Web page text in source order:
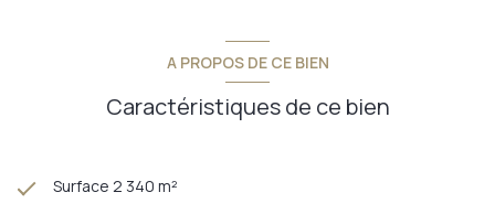
A PROPOS DE CE BIEN
Caractéristiques de ce bien
Surface 2 340 m²